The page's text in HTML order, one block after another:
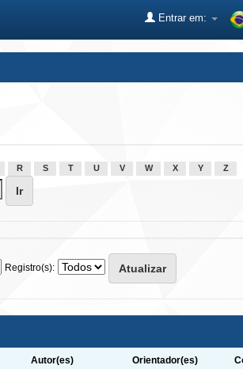
Entrar em:
R S T U V W X Y Z
Registro(s):
Autor(es) Orientador(es)